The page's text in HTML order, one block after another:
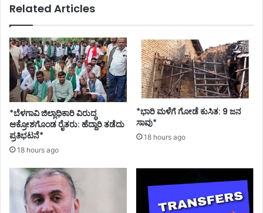
Related Articles
*ಬೆಳಗಾವಿ ಜಿಲ್ಲಾಧಿಕಾರಿ ವಿರುದ್ಧ
ಆಕ್ರೋಶಗೊಂಡ ರೈತರು: ಹೆದ್ದಾರಿ ತಡೆದು
ಪ್ರತಿಭಟನೆ*
18 hours ago
*ಭಾರಿ ಮಳೆಗೆ ಗೋಡೆ ಕುಸಿತ: 9 ಜನ
ಸಾವು*
18 hours ago